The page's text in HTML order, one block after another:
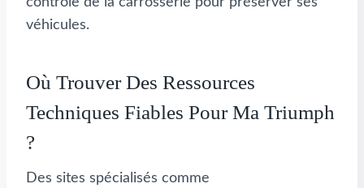
véhicules.
Où Trouver Des Ressources
Techniques Fiables Pour Ma Triumph
?
Des sites spécialisés comme